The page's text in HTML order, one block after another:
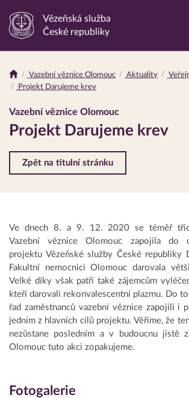
Odkaz
stránku
Vězeňská služba
České republiky
Drobečková
Vazební věznice Olomouc Aktuality
Projekt Darujeme krev
Vazební věznice Olomouc
Projekt Darujeme krev
Zpět na titulní stránku
Ve dnech 8. a 9. 12. 2020 se téměř
Vazební věznice Olomouc zapojila do
projektu Vězeňské služby České republiky
Fakultní nemocnici Olomouc darovala
Velké díky však patří také zájemcům
kteří darovali rekonvalescentní plazmu. Do
řad zaměstnanců vazební věznice zapojili i
jedním z hlavních cílů projektu. Věříme, že
nezůstane posledním a v budoucnu jistě
Olomouc tuto akci zopakujeme.
Fotogalerie